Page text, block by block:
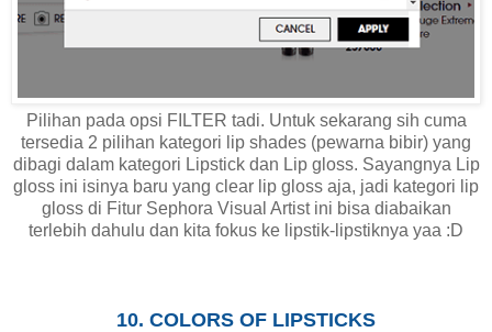
Pilihan pada opsi FILTER tadi. Untuk sekarang sih cuma
tersedia 2 pilihan kategori lip shades (pewarna bibir) yang
dibagi dalam kategori Lipstick dan Lip gloss. Sayangnya Lip
gloss ini isinya baru yang clear lip gloss aja, jadi kategori lip
gloss di Fitur Sephora Visual Artist ini bisa diabaikan
terlebih dahulu dan kita fokus ke lipstik-lipstiknya yaa :D
10. COLORS OF LIPSTICKS